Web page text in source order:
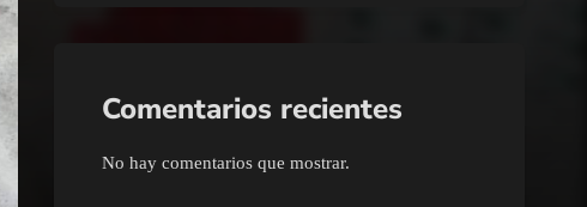
Comentarios recientes
No hay comentarios que mostrar.